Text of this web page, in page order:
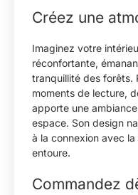
Créez une
Imaginez votre
réconfortante,
tranquillité des forêts.
moments de lecture,
apporte une
espace. Son design
à la connexion avec
entoure.
Commandez